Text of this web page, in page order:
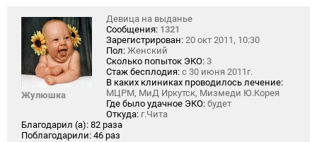
Жулюшка
Девица на выданье
Сообщения: 1321
Зарегистрирован: 20 окт 2011, 10:30
Пол: Женский
Сколько попыток ЭКО: 3
Стаж бесплодия: с 30 июня 2011г.
В каких клиниках проводилось лечение:
МЦРМ, МиД Иркутск, Мизмеди Ю.Корея
Где было удачное ЭКО: будет
Откуда: г.Чита
Благодарил (а): 82 раза
Поблагодарили: 46 раз